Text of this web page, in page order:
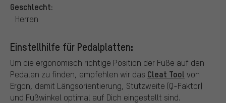
Geschlecht:
Herren
Einstellhilfe für Pedalplatten:
Um die ergonomisch richtige Position der Füße auf den
Pedalen zu finden, empfehlen wir das Cleat Tool von
Ergon, damit Längsorientierung, Stützweite (Q-Faktor)
und Fußwinkel optimal auf Dich eingestellt sind.